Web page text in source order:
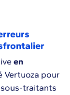
en
Vertuoza pour
traitants